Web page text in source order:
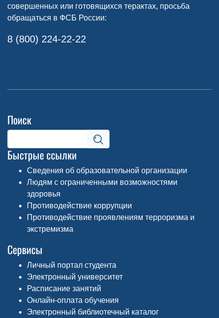
совершенных или готовящихся терактах, просьба
обращаться в ФСБ России:
8 (800) 224-22-22
Поиск
Быстрые ссылки
Сведения об образовательной организации
Людям с ограниченными возможностями
здоровья
Противодействие коррупции
Противодействие проявлениям терроризма и
экстремизма
Сервисы
Личный портал студента
Электронный университет
Расписание занятий
Онлайн-оплата обучения
Электронный библиотечный каталог